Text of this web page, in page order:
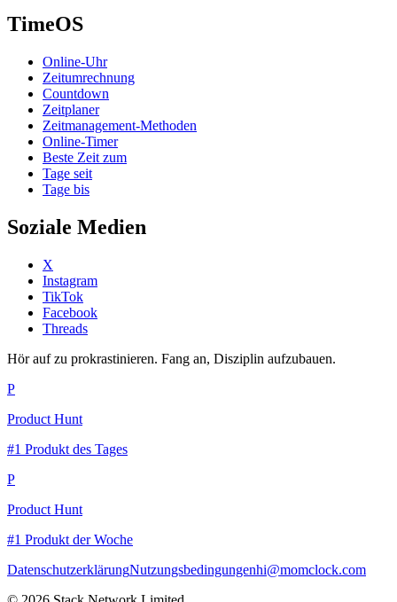
TimeOS
Online-Uhr
Zeitumrechnung
Countdown
Zeitplaner
Zeitmanagement-Methoden
Online-Timer
Beste Zeit zum
Tage seit
Tage bis
Soziale Medien
X
Instagram
TikTok
Facebook
Threads
Hör auf zu prokrastinieren. Fang an, Disziplin aufzubauen.
P
Product Hunt
#1 Produkt des Tages
P
Product Hunt
#1 Produkt der Woche
DatenschutzerklärungNutzungsbedingungenhi@momclock.com